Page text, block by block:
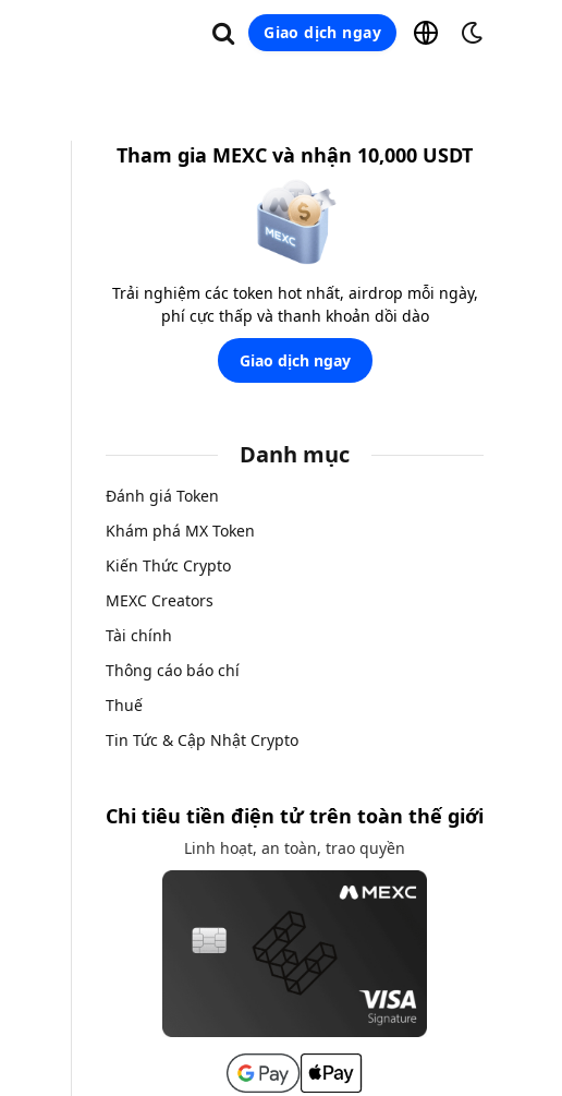
Giao dịch ngay
Tham gia MEXC và nhận 10,000 USDT
Trải nghiệm các token hot nhất, airdrop mỗi ngày,
phí cực thấp và thanh khoản dồi dào
Giao dịch ngay
Danh mục
Đánh giá Token
Khám phá MX Token
Kiến Thức Crypto
MEXC Creators
Tài chính
Thông cáo báo chí
Thuế
Tin Tức & Cập Nhật Crypto
Chi tiêu tiền điện tử trên toàn thế giới
Linh hoạt, an toàn, trao quyền